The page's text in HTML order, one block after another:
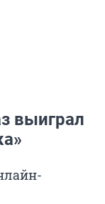
выиграл